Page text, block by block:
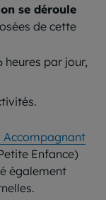
se déroule
de cette
heures par jour,
Accompagnant
Enfance)
également